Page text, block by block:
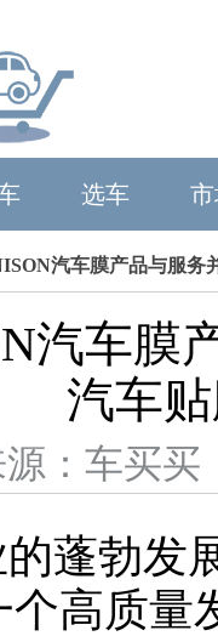
选车
汽车膜产品与服务
汽车膜
汽车
：车买
蓬勃发
个高质量